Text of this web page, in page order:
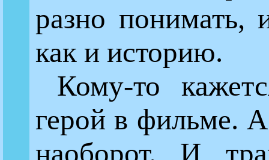
разно понимать,
как и историю.
Кому-то
герой в фильме.
наоборот. И